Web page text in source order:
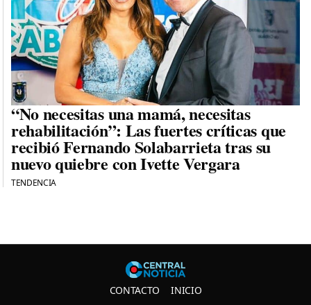
“No necesitas una mamá, necesitas
rehabilitación”: Las fuertes críticas que
recibió Fernando Solabarrieta tras su
nuevo quiebre con Ivette Vergara
TENDENCIA
Central
CONTACTO INICIO